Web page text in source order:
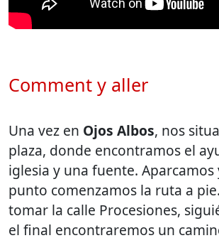
Comment y aller
Una vez en Ojos Albos, nos
plaza, donde encontramos el
iglesia y una fuente. Aparcamos
punto comenzamos la ruta a
tomar la calle Procesiones,
el final encontraremos un